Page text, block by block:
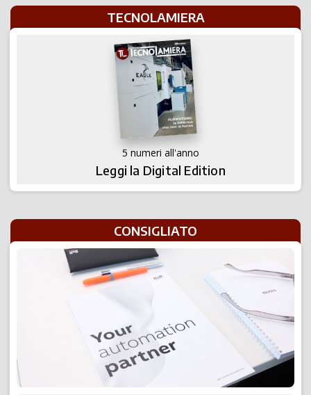
TECNOLAMIERA
5 numeri all'anno
Leggi la Digital Edition
CONSIGLIATO